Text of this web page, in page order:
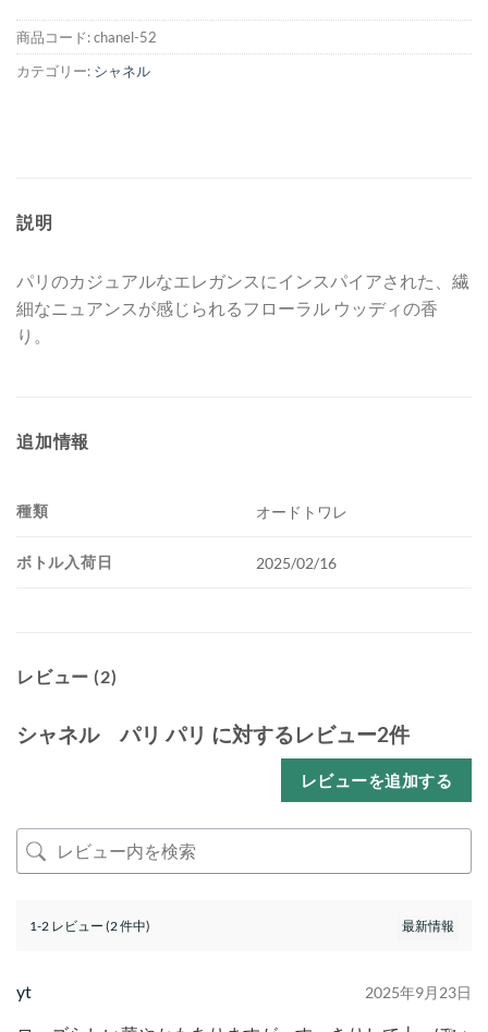
し
た。
で
す。
商品コード:chanel-52
カテゴリー: シャネル
説明
パリのカジュアルなエレガンスにインスパイアされた、繊
細なニュアンスが感じられるフローラル ウッディの香
り。
追加情報
種類 オードトワレ
ボトル入荷日 2025/02/16
レビュー (2)
シャネル パリ パリ に対するレビュー2件
レビューを追加する
1-2 レビュー (2 件中)
yt 2025年9月23日